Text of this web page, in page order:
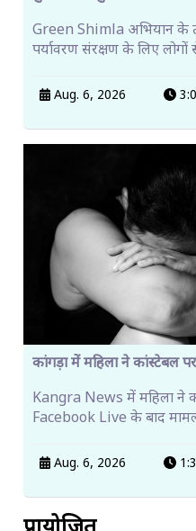
Green Shimla अभियान के
पर्यावरण संरक्षण के लिए लोगों
Aug. 6, 2026
कांगड़ा में महिला ने कांस्टेबल
Kangra News में महिला ने
Facebook Live के बाद
Aug. 6, 2026